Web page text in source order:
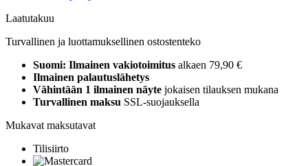
Laatutakuu
Turvallinen ja luottamuksellinen ostostenteko
Suomi: Ilmainen vakiotoimitus alkaen 79,90 €
Ilmainen palautuslähetys
Vähintään 1 ilmainen näyte jokaisen tilauksen mukana
Turvallinen maksu SSL-suojauksella
Mukavat maksutavat
Tilisiirto